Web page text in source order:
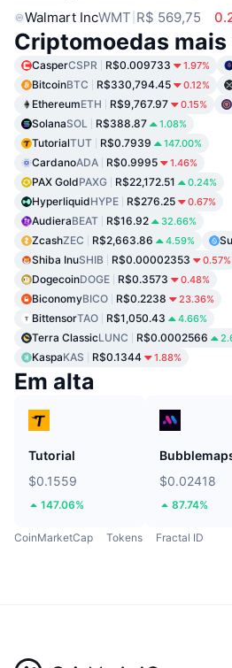
Walmart IncWMT R$ 569,75
Criptomoedas
CasperCSPR R$0.009733 1.97%
BitcoinBTC R$330,794.45 0.12%
EthereumETH R$9,767.97 0.15%
SolanaSOL R$388.87 1.08%
TutorialTUT R$0.7939 147.00%
CardanoADA R$0.9995 1.46%
PAX GoldPAXG R$22,172.51 0.24%
HyperliquidHYPE R$276.25 0.67%
AudieraBEAT R$16.92 32.66%
ZcashZEC R$2,663.86 4.59%
Shiba InuSHIB R$0.00002353 0.57%
DogecoinDOGE R$0.3573 0.48%
BiconomyBICO R$0.2238 23.36%
BittensorTAO R$1,050.43 4.66%
Terra ClassicLUNC R$0.0002566
KaspaKAS R$0.1344 1.88%
Em alta
Tutorial
$0.1559
147.06%
$0.02418
87.74%
CoinMarketCap Tokens Fractal ID